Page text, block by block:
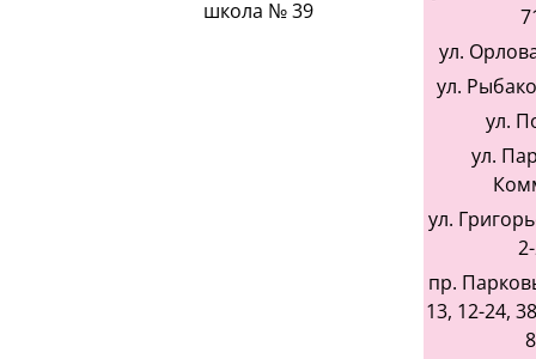
школа № 39
ул.
ул.
ул.
ул.
ул.
пр.
13, 12-24,